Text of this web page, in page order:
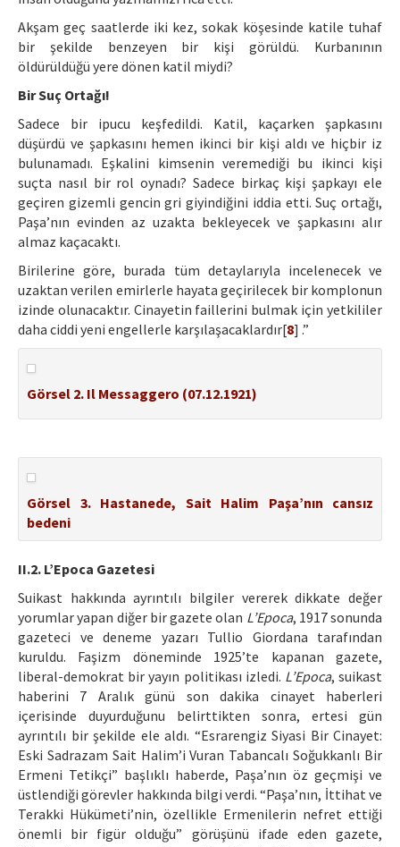
Akşam geç saatlerde iki kez, sokak köşesinde katile tuhaf
bir şekilde benzeyen bir kişi görüldü. Kurbanının
öldürüldüğü yere dönen katil miydi?
Bir Suç Ortağı!
Sadece bir ipucu keşfedildi. Katil, kaçarken şapkasını
düşürdü ve şapkasını hemen ikinci bir kişi aldı ve hiçbir iz
bulunamadı. Eşkalini kimsenin veremediği bu ikinci kişi
suçta nasıl bir rol oynadı? Sadece birkaç kişi şapkayı ele
geçiren gizemli gencin gri giyindiğini iddia etti. Suç ortağı,
Paşa’nın evinden az uzakta bekleyecek ve şapkasını alır
almaz kaçacaktı.
Birilerine göre, burada tüm detaylarıyla incelenecek ve
uzaktan verilen emirlerle hayata geçirilecek bir komplonun
izinde olunacaktır. Cinayetin faillerini bulmak için yetkililer
daha ciddi yeni engellerle karşılaşacaklardır[8] .”
Görsel 2. Il Messaggero (07.12.1921)
Görsel 3. Hastanede, Sait Halim Paşa’nın cansız
bedeni
II.2. L’Epoca Gazetesi
Suikast hakkında ayrıntılı bilgiler vererek dikkate değer
yorumlar yapan diğer bir gazete olan L’Epoca, 1917 sonunda
gazeteci ve deneme yazarı Tullio Giordana tarafından
kuruldu. Faşizm döneminde 1925’te kapanan gazete,
liberal-demokrat bir yayın politikası izledi. L’Epoca, suikast
haberini 7 Aralık günü son dakika cinayet haberleri
içerisinde duyurduğunu belirttikten sonra, ertesi gün
ayrıntılı bir şekilde ele aldı. “Esrarengiz Siyasi Bir Cinayet:
Eski Sadrazam Sait Halim’i Vuran Tabancalı Soğukkanlı Bir
Ermeni Tetikçi” başlıklı haberde, Paşa’nın öz geçmişi ve
üstlendiği görevler hakkında bilgi verdi. “Paşa’nın, İttihat ve
Terakki Hükümeti’nin, özellikle Ermenilerin nefret ettiği
önemli bir figür olduğu” görüşünü ifade eden gazete,